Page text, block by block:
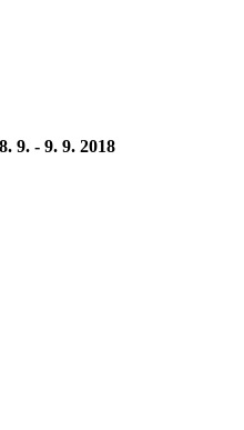
9. - 9. 9. 2018